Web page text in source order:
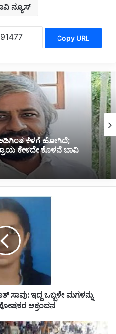
ನ್ಯೂಸ್
Copy URL
ಪಡೆದ ಸರ್ಕಾರದ ನಡೆ
ಬೊಮ್ಮಾಯಿ*
ಸಾವು: ಇದ್ದ ಒಬ್ಬಳೇ ಮಗಳನ್ನು
ಆಕ್ರಂದನ